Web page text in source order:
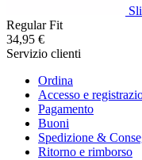
Regular Fit
34,95 €
Servizio clienti
Ordina
Accesso e
Pagamento
Buoni
Spedizione &
Ritorno e rimborso